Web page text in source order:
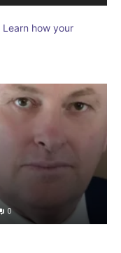
Learn how your